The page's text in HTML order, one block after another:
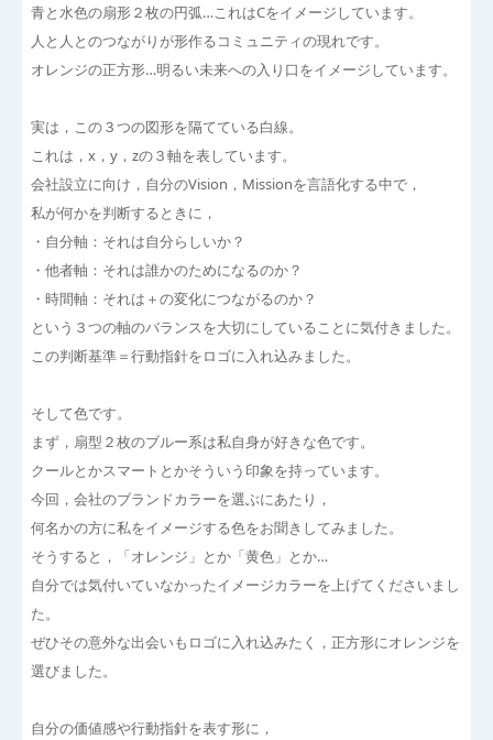
青と水色の扇形２枚の円弧…これはCをイメージしています。
人と人とのつながりが形作るコミュニティの現れです。
オレンジの正方形…明るい未来への入り口をイメージしています。
実は，この３つの図形を隔てている白線。
これは，x，y，zの３軸を表しています。
会社設立に向け，自分のVision，Missionを言語化する中で，
私が何かを判断するときに，
・自分軸：それは自分らしいか？
・他者軸：それは誰かのためになるのか？
・時間軸：それは＋の変化につながるのか？
という３つの軸のバランスを大切にしていることに気付きました。
この判断基準＝行動指針をロゴに入れ込みました。
そして色です。
まず，扇型２枚のブルー系は私自身が好きな色です。
クールとかスマートとかそういう印象を持っています。
今回，会社のブランドカラーを選ぶにあたり，
何名かの方に私をイメージする色をお聞きしてみました。
そうすると，「オレンジ」とか「黄色」とか…
自分では気付いていなかったイメージカラーを上げてくださいまし
た。
ぜひその意外な出会いもロゴに入れ込みたく，正方形にオレンジを
選びました。
自分の価値感や行動指針を表す形に，